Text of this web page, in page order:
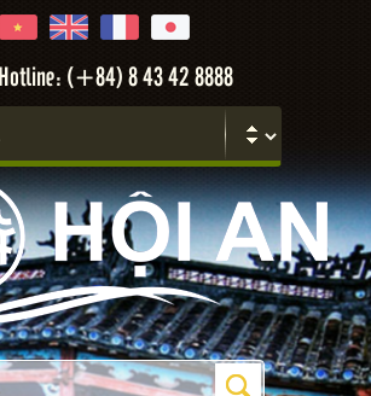
Hotline: (+84) 8 43 42 8888